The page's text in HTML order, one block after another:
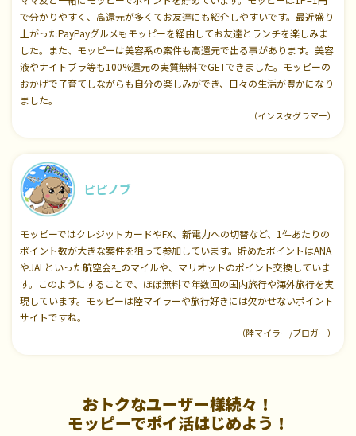
で分かりやすく、高還元が多くてお友達にも紹介しやすいです。最近盛り
上がったPayPayグルメもモッピーを経由してお友達とランチを楽しみま
した。また、モッピーは美容系の案件も高還元で出る事があります。美容
液やナイトブラ等も100%還元の実質無料でGETできました。モッピーの
おかげで子育てしながらも自分の楽しみができ、日々の生活が豊かになり
ました。
（インスタグラマー）
ピピノブ
モッピーではクレジットカードやFX、新電力への切替など、1件あたりの
ポイント数が大きな案件を狙って参加しています。貯めたポイントはANA
やJALといった航空会社のマイルや、マリオットのポイント交換していま
す。このようにすることで、ほぼ無料で年数回の国内旅行や海外旅行を実
現しています。モッピーは陸マイラーや旅行好きには欠かせないポイント
サイトですね。
（陸マイラー/ブロガー）
おトクなユーザー様続々！
モッピーでポイ活はじめよう！